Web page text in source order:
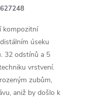
627248
kompozitní
úseku
32 odstínů a 5
vrstvení.
zubům,
aniž by došlo k